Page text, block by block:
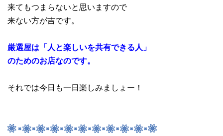
来てもつまらないと思いますので
来ない方が吉です。
厳選屋は「人と楽しいを共有できる人」
のためのお店なのです。
それでは今日も一日楽しみましょー！